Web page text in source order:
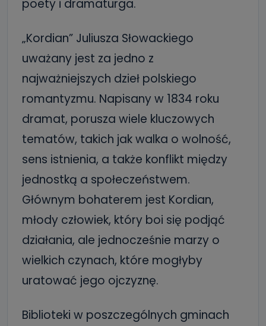
poety i dramaturga.
„Kordian” Juliusza Słowackiego
uważany jest za jedno z
najważniejszych dzieł polskiego
romantyzmu. Napisany w 1834 roku
dramat, porusza wiele kluczowych
tematów, takich jak walka o wolność,
sens istnienia, a także konflikt między
jednostką a społeczeństwem.
Głównym bohaterem jest Kordian,
młody człowiek, który boi się podjąć
działania, ale jednocześnie marzy o
wielkich czynach, które mogłyby
uratować jego ojczyznę.
Biblioteki w poszczególnych gminach